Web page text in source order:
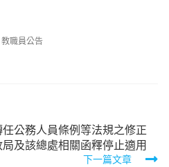
教職員公告
公務人員條例等法規之修正
及該總處相關函釋停止適用
下一篇文章